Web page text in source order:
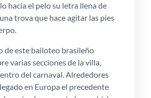
hacia el pelo su letra llena de
trova que hace agitar las pies
de este bailoteo brasileño
varias secciones de la villa,
del carnaval. Alrededores
en Europa el precedente